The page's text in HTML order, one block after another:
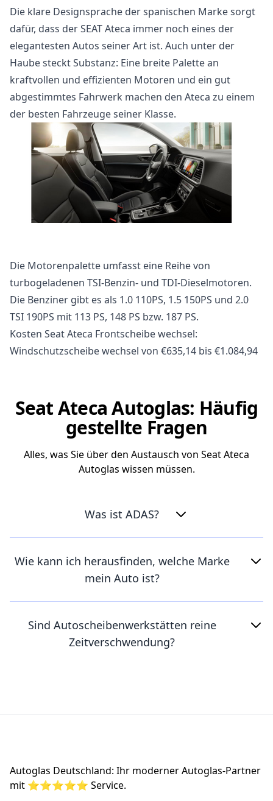
Die klare Designsprache der spanischen Marke sorgt
dafür, dass der SEAT Ateca immer noch eines der
elegantesten Autos seiner Art ist. Auch unter der
Haube steckt Substanz: Eine breite Palette an
kraftvollen und effizienten Motoren und ein gut
abgestimmtes Fahrwerk machen den Ateca zu einem
der besten Fahrzeuge seiner Klasse.
Die Motorenpalette umfasst eine Reihe von
turbogeladenen TSI-Benzin- und TDI-Dieselmotoren.
Die Benziner gibt es als 1.0 110PS, 1.5 150PS und 2.0
TSI 190PS mit 113 PS, 148 PS bzw. 187 PS.
Kosten Seat Ateca Frontscheibe wechsel:
Windschutzscheibe wechsel von €635,14 bis €1.084,94
Seat Ateca Autoglas: Häufig
gestellte Fragen
Alles, was Sie über den Austausch von Seat Ateca
Autoglas wissen müssen.
Was ist ADAS?
Wie kann ich herausfinden, welche Marke
mein Auto ist?
Sind Autoscheibenwerkstätten reine
Zeitverschwendung?
Autoglas Deutschland: Ihr moderner Autoglas-Partner
mit ⭐⭐⭐⭐⭐ Service.